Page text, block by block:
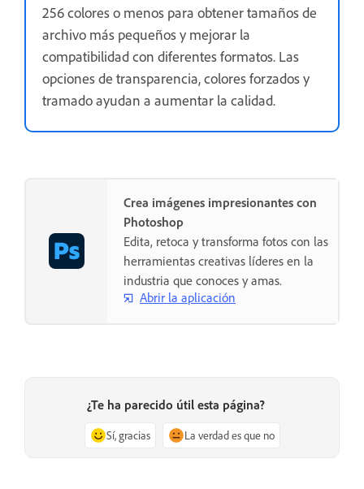
256 colores o menos para obtener tamaños de
archivo más pequeños y mejorar la
compatibilidad con diferentes formatos. Las
opciones de transparencia, colores forzados y
tramado ayudan a aumentar la calidad.
Crea imágenes impresionantes con
Photoshop
Edita, retoca y transforma fotos con las
herramientas creativas líderes en la
industria que conoces y amas.
Abrir la aplicación
¿Te ha parecido útil esta página?
Sí, gracias La verdad es que no